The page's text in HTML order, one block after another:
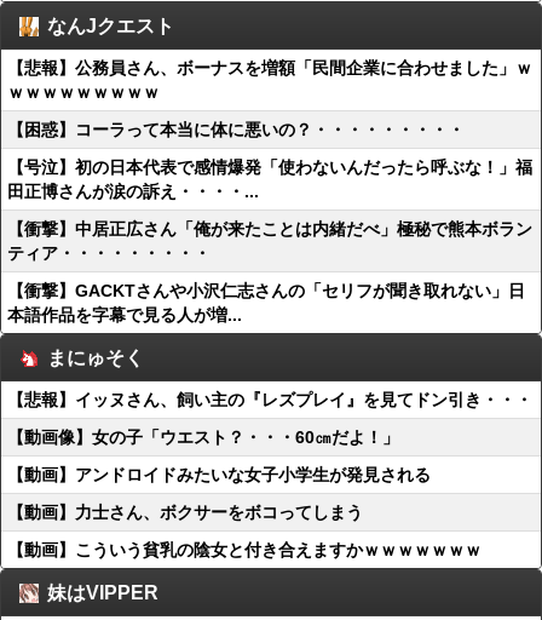
なんJクエスト
【悲報】公務員さん、ボーナスを増額「民間企業に合わせました」ｗ
ｗｗｗｗｗｗｗｗｗ
【困惑】コーラって本当に体に悪いの？・・・・・・・・・
【号泣】初の日本代表で感情爆発「使わないんだったら呼ぶな！」福
田正博さんが涙の訴え・・・・...
【衝撃】中居正広さん「俺が来たことは内緒だべ」極秘で熊本ボラン
ティア・・・・・・・・・
【衝撃】GACKTさんや小沢仁志さんの「セリフが聞き取れない」日
本語作品を字幕で見る人が増...
まにゅそく
【悲報】イッヌさん、飼い主の『レズプレイ』を見てドン引き・・・
【動画像】女の子「ウエスト？・・・60㎝だよ！」
【動画】アンドロイドみたいな女子小学生が発見される
【動画】力士さん、ボクサーをボコってしまう
【動画】こういう貧乳の陰女と付き合えますかｗｗｗｗｗｗｗ
妹はVIPPER